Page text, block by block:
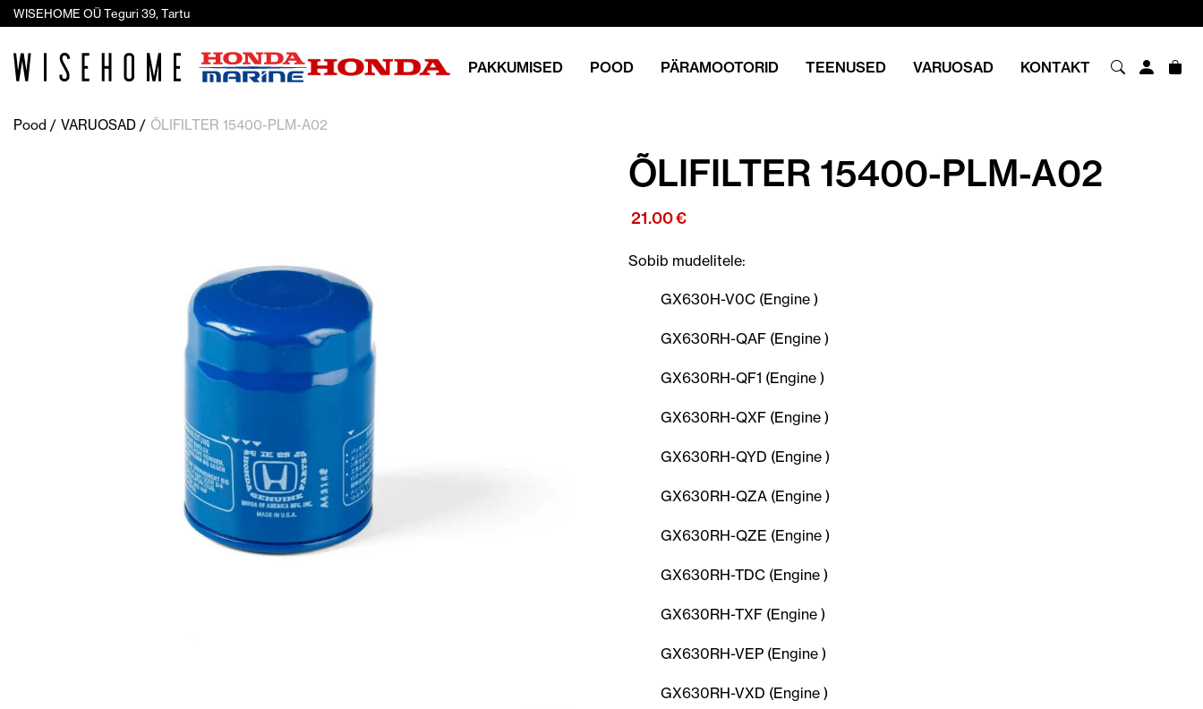
WISEHOME OÜ Teguri 39, Tartu
PAKKUMISED POOD PÄRAMOOTORID TEENUSED VARUOSAD KONTAKT
Pood VARUOSAD ÕLIFILTER 15400-PLM-A02
ÕLIFILTER 15400-PLM-A02
21.00€
Sobib mudelitele:
GX630H-V0C (Engine )
GX630RH-QAF (Engine )
GX630RH-QF1 (Engine )
GX630RH-QXF (Engine )
GX630RH-QYD (Engine )
GX630RH-QZA (Engine )
GX630RH-QZE (Engine )
GX630RH-TDC (Engine )
GX630RH-TXF (Engine )
GX630RH-VEP (Engine )
GX630RH-VXD (Engine )